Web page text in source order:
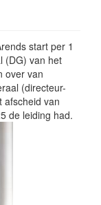
start per 1
(DG) van het
over van
(directeur-
afscheid van
de leiding had.